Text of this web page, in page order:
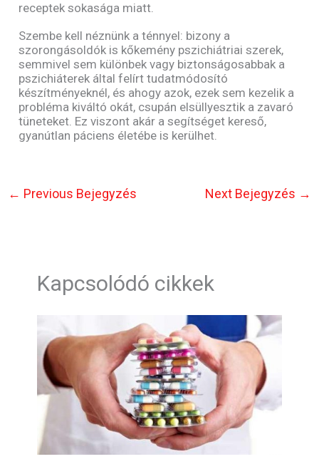
receptek sokasága miatt.
Szembe kell néznünk a ténnyel: bizony a
szorongásoldók is kőkemény pszichiátriai szerek,
semmivel sem különbek vagy biztonságosabbak a
pszichiáterek által felírt tudatmódosító
készítményeknél, és ahogy azok, ezek sem kezelik a
probléma kiváltó okát, csupán elsüllyesztik a zavaró
tüneteket. Ez viszont akár a segítséget kereső,
gyanútlan páciens életébe is kerülhet.
← Previous Bejegyzés Next Bejegyzés →
Kapcsolódó cikkek